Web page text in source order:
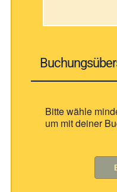
Bitte wähle
um mit deiner